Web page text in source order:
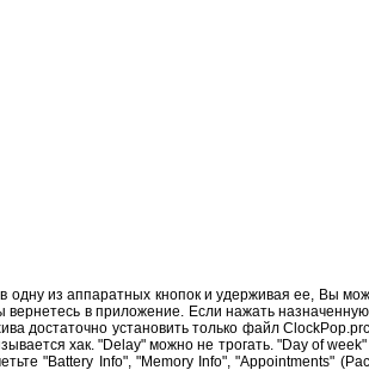
из аппаратных кнопок и удерживая ее, Вы
в приложение. Если нажать
достаточно установить только файл
хак. "Delay" можно не трогать. "Day of
"Battery Info", "Memory Info", "Appointments"